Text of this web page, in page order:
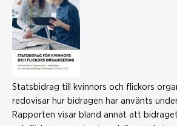
Statsbidrag till kvinnors och flickors
redovisar hur bidragen har använts
Rapporten visar bland annat att